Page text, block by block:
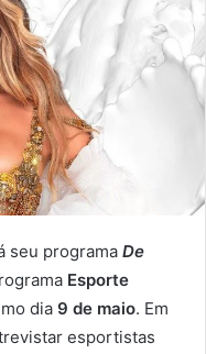
seu programa De
Esporte
dia 9 de maio. Em
esportistas